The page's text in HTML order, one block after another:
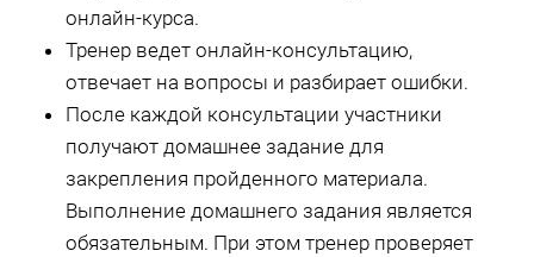
онлайн-курса.
Тренер ведет онлайн-консультацию,
отвечает на вопросы и разбирает ошибки.
После каждой консультации участники
получают домашнее задание для
закрепления пройденного материала.
Выполнение домашнего задания является
обязательным. При этом тренер проверяет